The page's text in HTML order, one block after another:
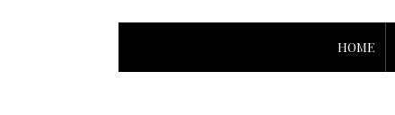
HOME